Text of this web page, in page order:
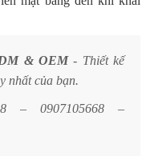
& OEM- Thiết kế
nhất của bạn.
– 0907105668 –